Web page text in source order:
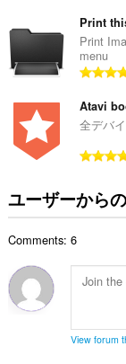
行
え
ま
す。
こ
張
タ
ブ
よ
ブ
ラ
ウ
Print
Print
menu
Atavi
全デバ
ユーザーから
Comments: 6
View forum